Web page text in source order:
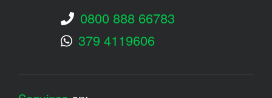
0800 888 66783
379 4119606